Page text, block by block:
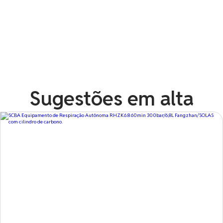
Sugestões em alta